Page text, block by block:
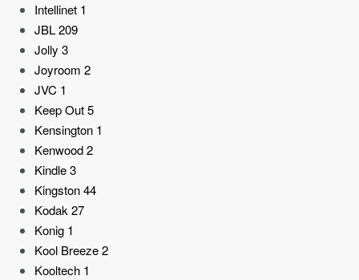
Intellinet 1
JBL209
Jolly 3
Joyroom 2
JVC 1
Keep Out5
Kensington 1
Kenwood2
Kindle3
Kingston44
Kodak27
Konig 1
Kool Breeze2
Kooltech 1